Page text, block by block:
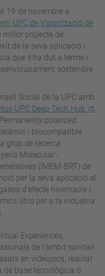
19 de novembre a
UPC de Valorització de
millor projecte de
de la seva aplicació i
que s’ha dut a terme i
sostenible
Social de la UPC amb
UPC Deep Tech Hub
,
Permanently polarized
i biocompatible
grup de recerca
Molecular -
(IMEM-BRT) de
per la seva aplicació al
d’efecte hivernacle i
útils per a la indústria
Experiences,
de l’àmbit sanitari
en videojocs, realitat
de base tecnològica o